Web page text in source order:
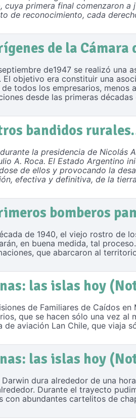
cuya primera final comenzaron
de reconocimiento, cada
de la
de1947 se realizó una
objetivo era constituir una
de todos los empresarios, menos
desde las primeras décadas
bandidos
la presidencia de Nicolás
A. Roca. El Estado Argentino
de ellos y provocando la
efectiva y definitiva, de la
bomberos
de 1940, el viejo rostro de
en buena medida, tal
que abarcaron al
las islas hoy
de Familiares de Caídos
que se hacen sólo una vez
de aviación Lan Chile, que viaja
las islas hoy
Darwin dura alrededor de una
Durante el trayecto
con abundantes cartelitos de